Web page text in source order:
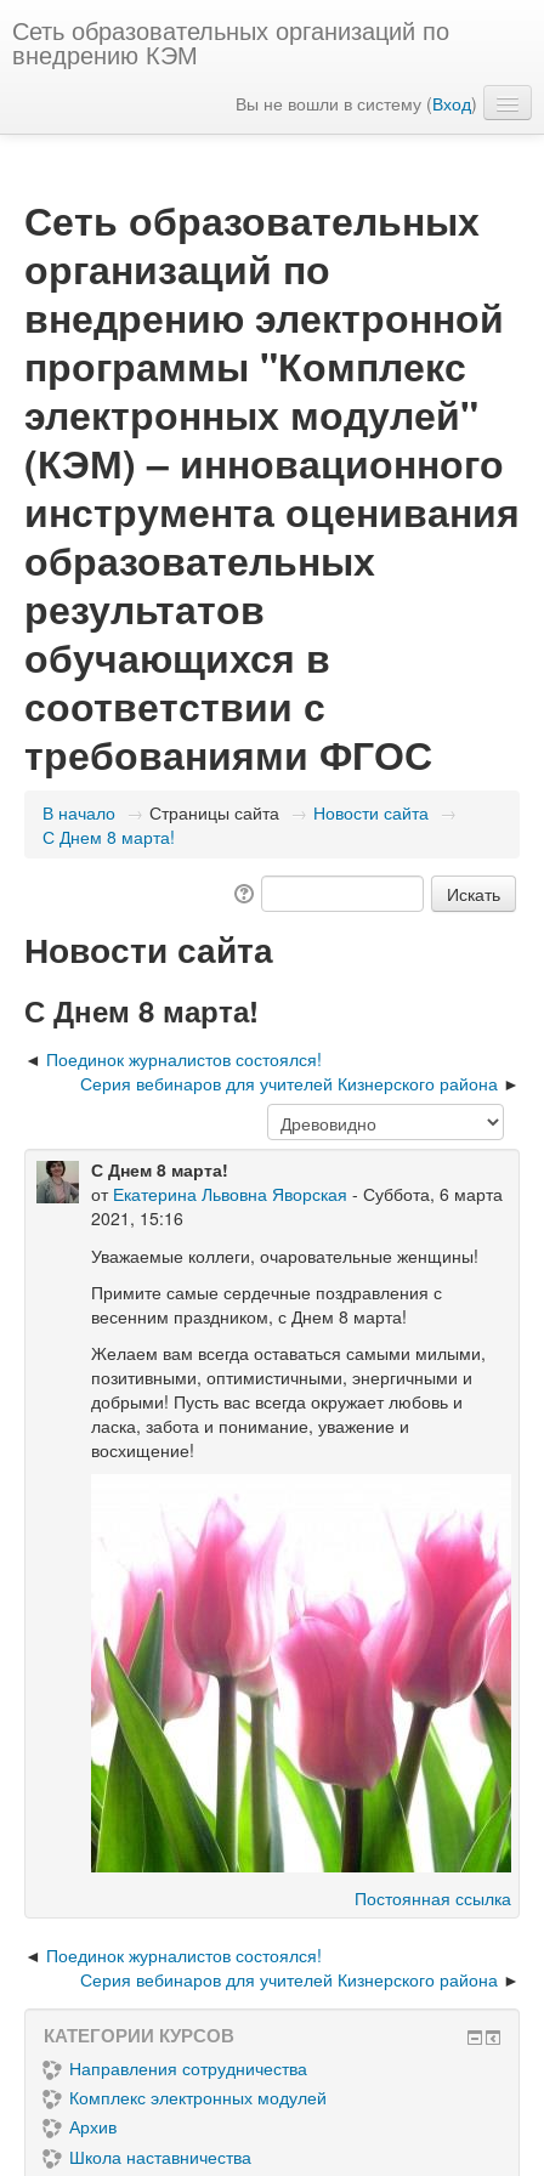
Сеть образовательных организаций по
внедрению КЭМ
Вы не вошли в систему (Вход)
Сеть образовательных
организаций по
внедрению электронной
программы "Комплекс
электронных модулей"
(КЭМ) – инновационного
инструмента оценивания
образовательных
результатов
обучающихся в
соответствии с
требованиями ФГОС
В начало → Страницы сайта → Новости сайта →
С Днем 8 марта!
Новости сайта
С Днем 8 марта!
Поединок журналистов состоялся!
Серия вебинаров для учителей Кизнерского района
С Днем 8 марта!
от Екатерина Львовна Яворская - Суббота, 6 марта
2021, 15:16
Уважаемые коллеги, очаровательные женщины!
Примите самые сердечные поздравления с
весенним праздником, с Днем 8 марта!
Желаем вам всегда оставаться самыми милыми,
позитивными, оптимистичными, энергичными и
добрыми! Пусть вас всегда окружает любовь и
ласка, забота и понимание, уважение и
восхищение!
Постоянная ссылка
Поединок журналистов состоялся!
Серия вебинаров для учителей Кизнерского района
КАТЕГОРИИ КУРСОВ
Направления сотрудничества
Комплекс электронных модулей
Архив
Школа наставничества